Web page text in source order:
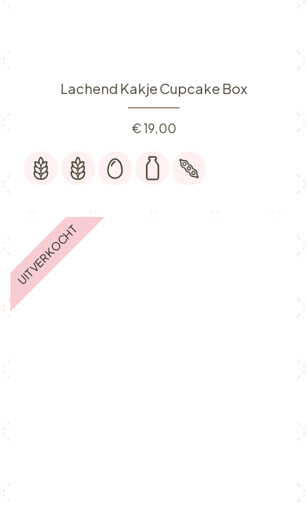
Lachend Kakje Cupcake Box
€19,00
UITVERKOCHT